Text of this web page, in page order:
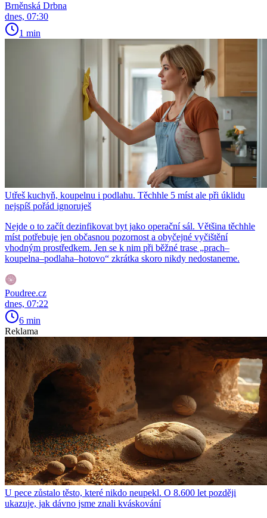
Brněnská Drbna
dnes, 07:30
1 min
Utřeš kuchyň, koupelnu i podlahu. Těchhle 5 míst ale při úklidu
nejspíš pořád ignoruješ
Nejde o to začít dezinfikovat byt jako operační sál. Většina těchhle
míst potřebuje jen občasnou pozornost a obyčejné vyčištění
vhodným prostředkem. Jen se k nim při běžné trase „prach–
koupelna–podlaha–hotovo“ zkrátka skoro nikdy nedostaneme.
Poudree.cz
dnes, 07:22
6 min
Reklama
U pece zůstalo těsto, které nikdo neupekl. O 8.600 let později
ukazuje, jak dávno jsme znali kváskování